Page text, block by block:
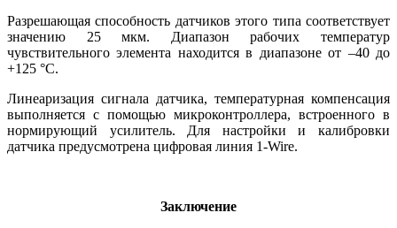
Разрешающая способность датчиков этого типа соответствует
значению 25 мкм. Диапазон рабочих температур
чувствительного элемента находится в диапазоне от –40 до
+125 °C.
Линеаризация сигнала датчика, температурная компенсация
выполняется с помощью микроконтроллера, встроенного в
нормирующий усилитель. Для настройки и калибровки
датчика предусмотрена цифровая линия 1‑Wire.
Заключение